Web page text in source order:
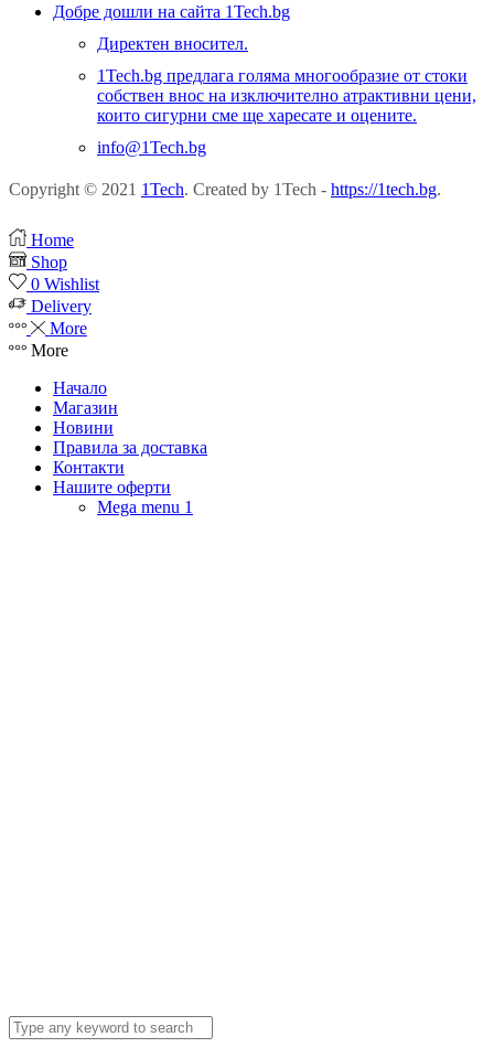
Добре дошли на сайта 1Tech.bg
Директен вносител.
1Tech.bg предлага голяма многообразие от стоки
собствен внос на изключително атрактивни цени,
които сигурни сме ще харесате и оцените.
info@1Tech.bg
Copyright © 2021 1Tech. Created by 1Tech - https://1tech.bg.
Home
Shop
0 Wishlist
Delivery
More
More
Начало
Магазин
Новини
Правила за доставка
Контакти
Нашите оферти
Mega menu 1